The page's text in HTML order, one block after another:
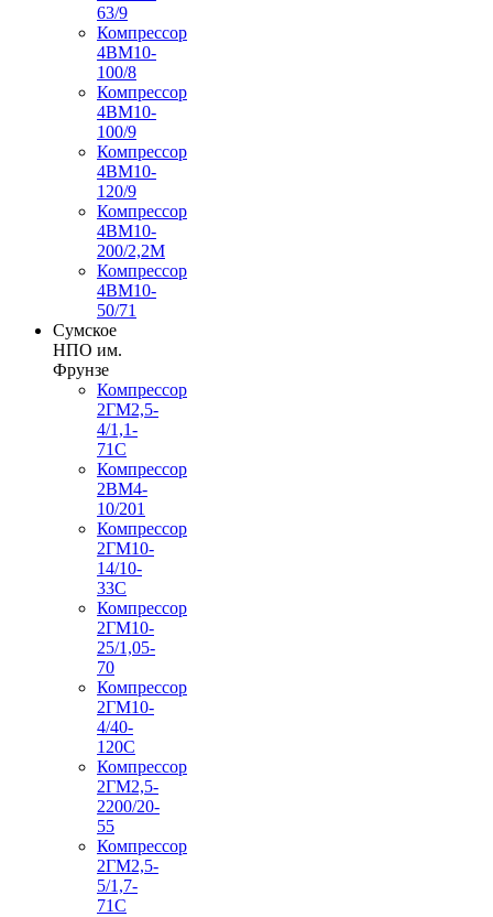
63/9
Компрессор
4ВМ10-
100/8
Компрессор
4ВМ10-
100/9
Компрессор
4ВМ10-
120/9
Компрессор
4ВМ10-
200/2,2М
Компрессор
4ВМ10-
50/71
Сумское
НПО им.
Фрунзе
Компрессор
2ГМ2,5-
4/1,1-
71С
Компрессор
2ВМ4-
10/201
Компрессор
2ГМ10-
14/10-
33С
Компрессор
2ГМ10-
25/1,05-
70
Компрессор
2ГМ10-
4/40-
120С
Компрессор
2ГМ2,5-
2200/20-
55
Компрессор
2ГМ2,5-
5/1,7-
71С